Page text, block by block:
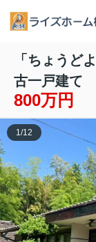
「ちょうど
古一戸建て
800万円
1/12